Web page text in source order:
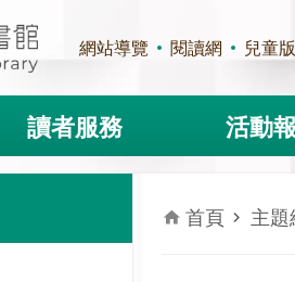
網站導覽 閱讀網 兒童版
讀者服務 活動
首頁 主